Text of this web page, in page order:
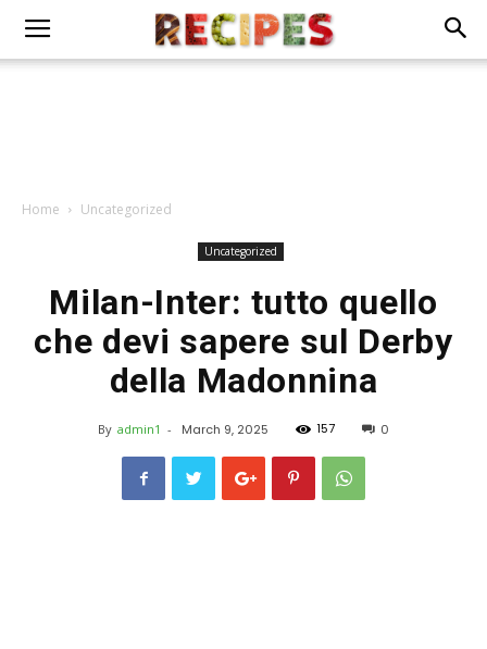
Home Uncategorized
Uncategorized
Milan-Inter: tutto quello
che devi sapere sul Derby
della Madonnina
By admin1 - March 9, 2025 157 0